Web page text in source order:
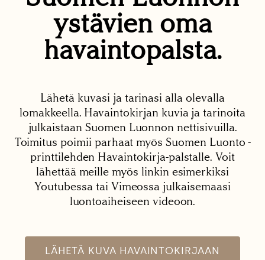
ystävien oma
havaintopalsta.
Lähetä kuvasi ja tarinasi alla olevalla
lomakkeella. Havaintokirjan kuvia ja tarinoita
julkaistaan Suomen Luonnon nettisivuilla.
Toimitus poimii parhaat myös Suomen Luonto -
printtilehden Havaintokirja-palstalle. Voit
lähettää meille myös linkin esimerkiksi
Youtubessa tai Vimeossa julkaisemaasi
luontoaiheiseen videoon.
LÄHETÄ KUVA HAVAINTOKIRJAAN